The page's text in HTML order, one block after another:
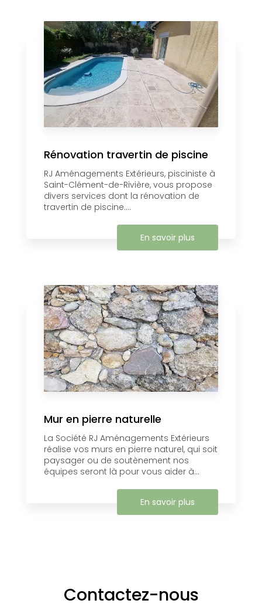
Rénovation travertin de piscine
RJ Aménagements Extérieurs, pisciniste à
Saint-Clément-de-Rivière, vous propose
divers services dont la rénovation de
travertin de piscine....
En savoir plus
Mur en pierre naturelle
La Société RJ Aménagements Extérieurs
réalise vos murs en pierre naturel, ​qui soit
paysager ou de soutènement nos
équipes seront là pour vous aider à...
En savoir plus
Contactez-nous